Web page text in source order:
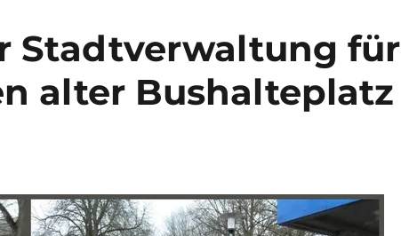
Stadtverwaltung für
alter Bushalteplatz